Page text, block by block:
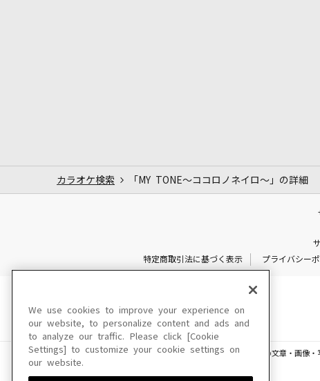
カラオケ検索 「MY TONE～ココロノネイロ～」の詳細
特定商取引法に基づく表示
プライバシー
このサイトに掲載されている一切の文章・画像
We use cookies to improve your experience on
our website, to personalize content and ads and
to analyze our traffic. Please click [Cookie
Settings] to customize your cookie settings on
our website.